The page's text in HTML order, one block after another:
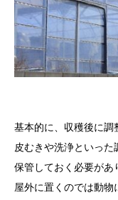
基本的に、収穫後に調
皮むきや洗浄といっ
保管しておく必要があ
屋外に置くのでは動